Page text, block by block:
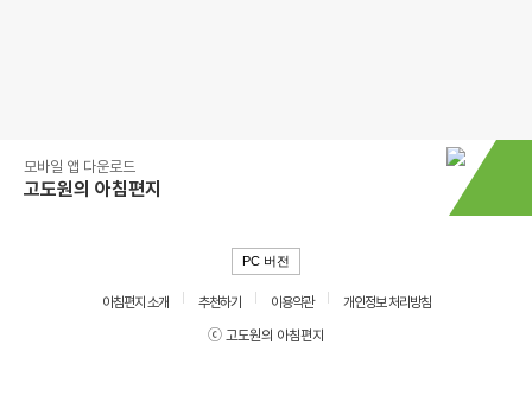
모바일 앱 다운로드
고도원의 아침편지
PC 버전
아침편지 소개 추천하기 이용약관
개인정보 처리방침
ⓒ 고도원의 아침편지